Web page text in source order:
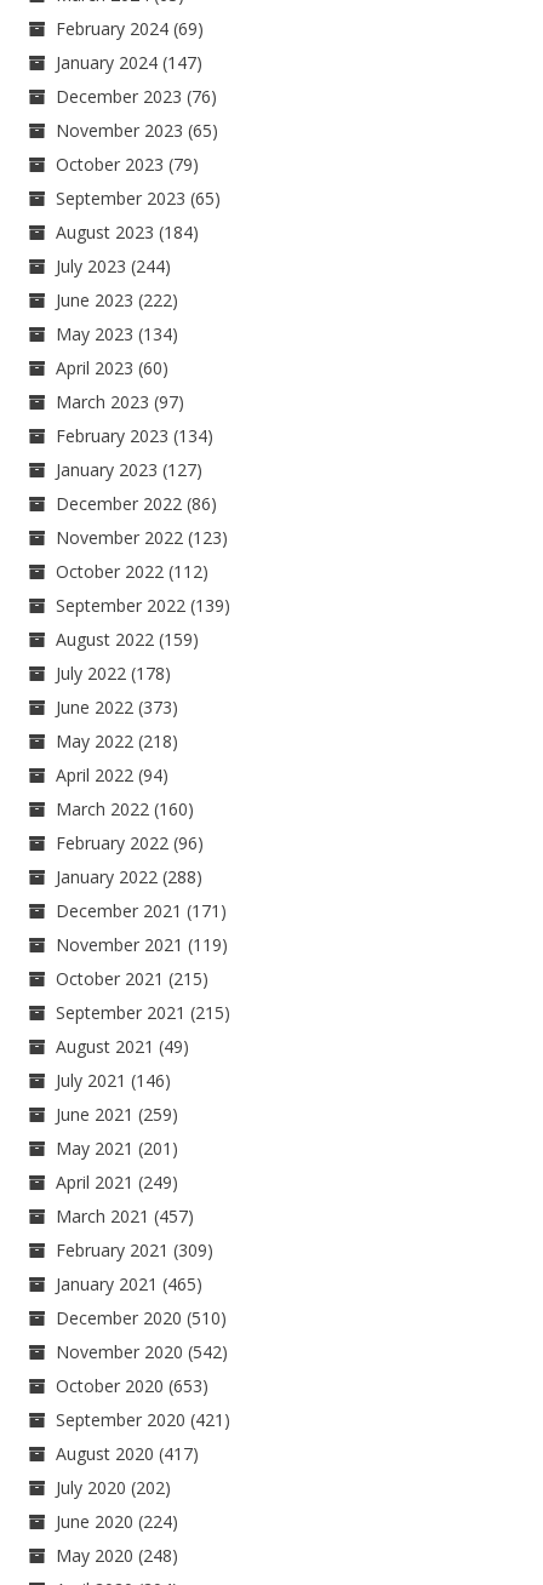
February 2024 (69)
January 2024 (147)
December 2023 (76)
November 2023 (65)
October 2023 (79)
September 2023 (65)
August 2023 (184)
July 2023 (244)
June 2023 (222)
May 2023 (134)
April 2023 (60)
March 2023 (97)
February 2023 (134)
January 2023 (127)
December 2022 (86)
November 2022 (123)
October 2022 (112)
September 2022 (139)
August 2022 (159)
July 2022 (178)
June 2022 (373)
May 2022 (218)
April 2022 (94)
March 2022 (160)
February 2022 (96)
January 2022 (288)
December 2021 (171)
November 2021 (119)
October 2021 (215)
September 2021 (215)
August 2021 (49)
July 2021 (146)
June 2021 (259)
May 2021 (201)
April 2021 (249)
March 2021 (457)
February 2021 (309)
January 2021 (465)
December 2020 (510)
November 2020 (542)
October 2020 (653)
September 2020 (421)
August 2020 (417)
July 2020 (202)
June 2020 (224)
May 2020 (248)